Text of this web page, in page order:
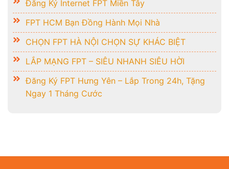
Đăng Ký Internet FPT Miền Tây
FPT HCM Bạn Đồng Hành Mọi Nhà
CHỌN FPT HÀ NỘI CHỌN SỰ KHÁC BIỆT
LẮP MẠNG FPT – SIÊU NHANH SIÊU HỜI
Đăng Ký FPT Hưng Yên – Lắp Trong 24h, Tặng
Ngay 1 Tháng Cước